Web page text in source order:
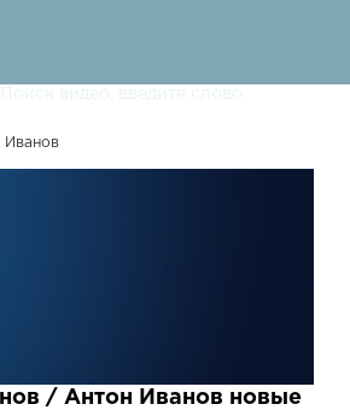
Иванов
/ Антон Иванов новые